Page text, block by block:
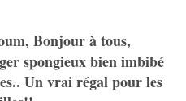
Bonjour à tous,
spongieux bien imbibé
Un vrai régal pour les